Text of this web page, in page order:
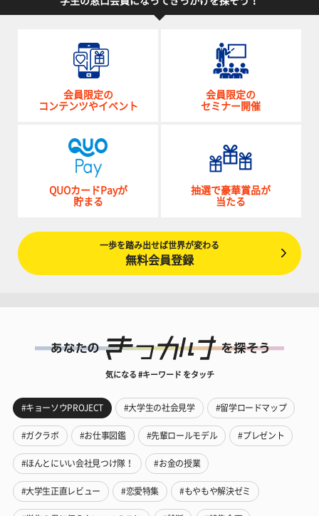
会員限定の
コンテンツやイベント
会員限定の
セミナー開催
QUOカードPayが
貯まる
抽選で豪華賞品が
当たる
一歩を踏み出せば世界が変わる
無料会員登録
気になる #キーワード をタッチ
#キョーソウPROJECT #大学生の社会見学 #留学ロードマップ
#ガクラボ #お仕事図鑑 #先輩ロールモデル #プレゼント
#ほんとにいい会社見つけ隊！ #お金の授業
#大学生正直レビュー #恋愛特集 #もやもや解決ゼミ